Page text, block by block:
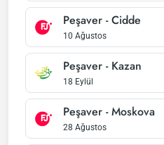
Peşaver - Cidde
10 Ağustos
Peşaver - Kazan
18 Eylül
Peşaver - Moskova
28 Ağustos